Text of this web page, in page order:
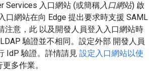
Services 入口網站 (或簡稱入口網站) 啟
口網站在向 Edge 提出要求時支援 SAML
注意，此 以及開發人員登入入口網站時
驗證並不相同。設定外部 開發人員
IdP 驗證。詳情請見 設定入口網站以使
更多作業。